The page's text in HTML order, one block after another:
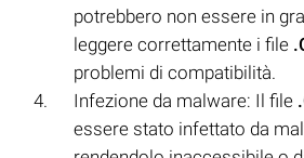
potrebbero non essere in
leggere correttamente i file
problemi di compatibilità.
Infezione da malware: Il file
essere stato infettato da